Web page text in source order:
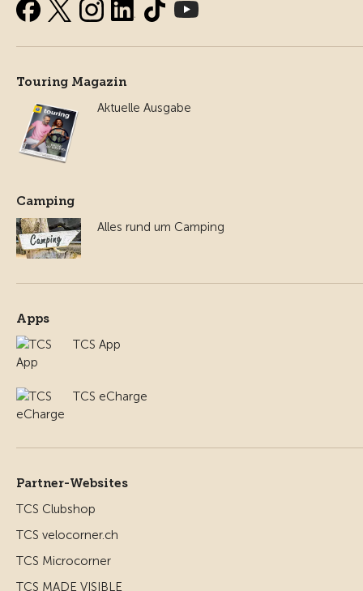
Touring Magazin
Aktuelle Ausgabe
Camping
Alles rund um Camping
Apps
TCS App
TCS eCharge
Partner-Websites
TCS Clubshop
TCS velocorner.ch
TCS Microcorner
TCS MADE VISIBLE